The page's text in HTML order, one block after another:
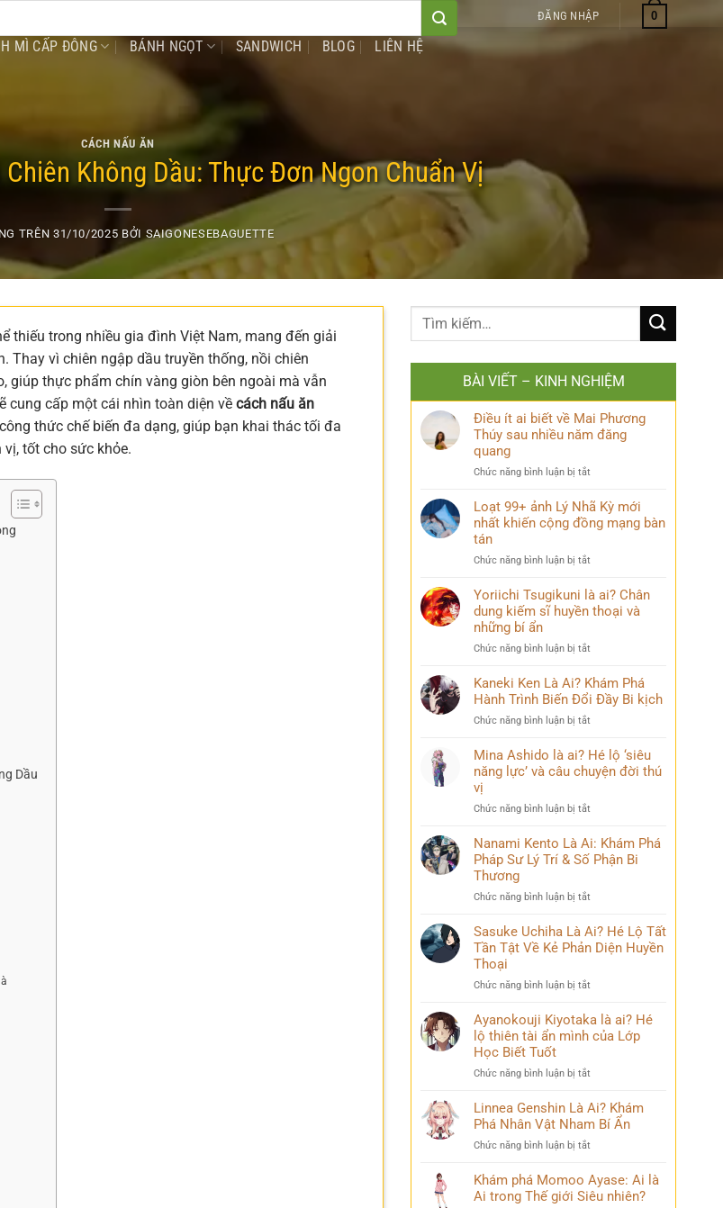
ĐĂNG NHẬP 0
MÌ CẤP ĐÔNG BÁNH NGỌT SANDWICH BLOG LIÊN HỆ
CÁCH NẤU ĂN
Không Dầu: Thực Đơn Ngon Chuẩn Vị
TRÊN 31/10/2025 BỞI SAIGONESEBAGUETTE
thiếu trong nhiều gia đình Việt Nam, mang đến giải
Thay vì chiên ngập dầu truyền thống, nồi chiên
giúp thực phẩm chín vàng giòn bên ngoài mà vẫn
cung cấp một cái nhìn toàn diện về cách nấu ăn
thức chế biến đa dạng, giúp bạn khai thác tối đa
tốt cho sức khỏe.
Dầu
BÀI VIẾT – KINH NGHIỆM
Điều ít ai biết về Mai Phương
Thúy sau nhiều năm đăng
quang
Chức năng bình luận bị tắt
ít
biết
Mai
Thúy
sau
đăng
Loạt 99+ ảnh Lý Nhã Kỳ mới
nhất khiến cộng đồng mạng bàn
tán
Chức năng bình luận bị tắt
99+
ảnh
Kỳ
nhất
khiến
đồng
bàn
tán
Yoriichi Tsugikuni là ai? Chân
dung kiếm sĩ huyền thoại và
những bí ẩn
Chức năng bình luận bị tắt
Tsugikuni
là
Chân
kiếm
sĩ
và
bí
ẩn
Kaneki Ken Là Ai? Khám Phá
Hành Trình Biến Đổi Đầy Bi kịch
Chức năng bình luận bị tắt
Ken
Ai?
Phá
Trình
Biến
Bi
Mina Ashido là ai? Hé lộ ‘siêu
năng lực’ và câu chuyện đời thú
vị
Chức năng bình luận bị tắt
Ashido
là
lộ
năng
lực’
chuyện
thú
vị
Nanami Kento Là Ai: Khám Phá
Pháp Sư Lý Trí & Số Phận Bi
Thương
Chức năng bình luận bị tắt
Kento
Là
Phá
Sư
Lý
Số
Bi
Thương
Sasuke Uchiha Là Ai? Hé Lộ Tất
Tần Tật Về Kẻ Phản Diện Huyền
Thoại
Chức năng bình luận bị tắt
Uchiha
Lộ
Tần
Tật
Kẻ
Diện
Huyền
Ayanokouji Kiyotaka là ai? Hé
lộ thiên tài ẩn mình của Lớp
Học Biết Tuốt
Chức năng bình luận bị tắt
Kiyotaka
Hé
thiên
tài
Linnea Genshin Là Ai? Khám
Phá Nhân Vật Nham Bí Ẩn
Chức năng bình luận bị tắt
Genshin
Là
Khám phá Momoo Ayase: Ai là
Ai trong Thế giới Siêu nhiên?